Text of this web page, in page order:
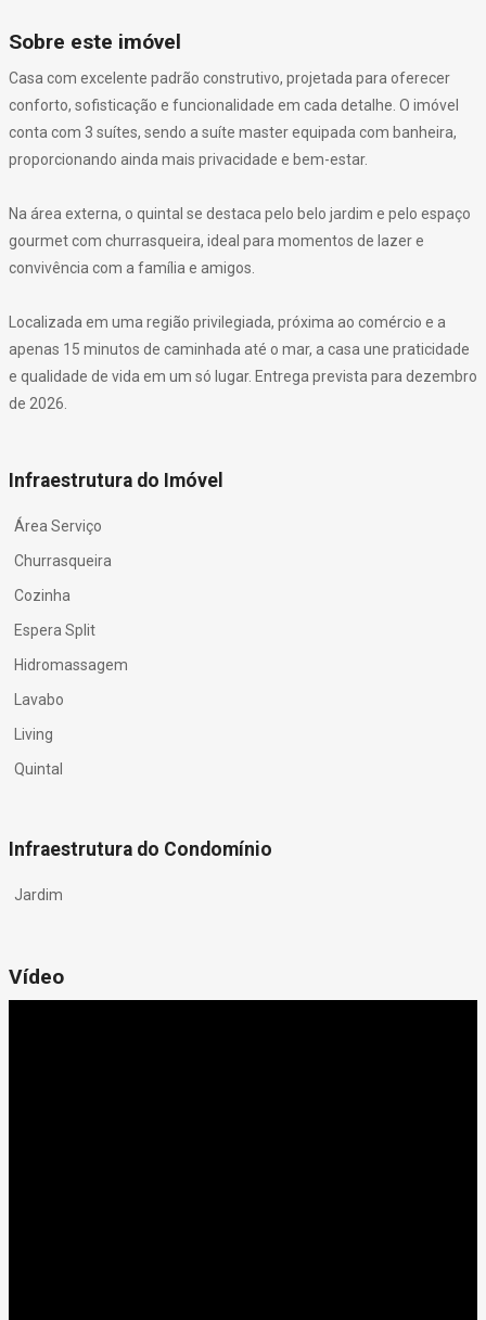
Sobre este imóvel
Casa com excelente padrão construtivo, projetada para oferecer
conforto, sofisticação e funcionalidade em cada detalhe. O imóvel
conta com 3 suítes, sendo a suíte master equipada com banheira,
proporcionando ainda mais privacidade e bem-estar.
Na área externa, o quintal se destaca pelo belo jardim e pelo espaço
gourmet com churrasqueira, ideal para momentos de lazer e
convivência com a família e amigos.
Localizada em uma região privilegiada, próxima ao comércio e a
apenas 15 minutos de caminhada até o mar, a casa une praticidade
e qualidade de vida em um só lugar. Entrega prevista para dezembro
de 2026.
Infraestrutura do Imóvel
Área Serviço
Churrasqueira
Cozinha
Espera Split
Hidromassagem
Lavabo
Living
Quintal
Infraestrutura do Condomínio
Jardim
Vídeo